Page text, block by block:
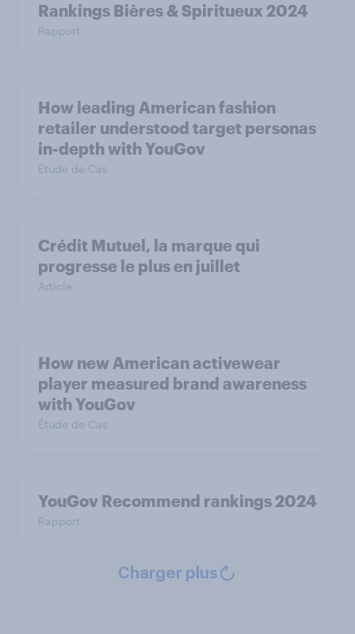
Rankings Bières & Spiritueux 2024
Rapport
How leading American fashion
retailer understood target personas
in-depth with YouGov
Étude de Cas
Crédit Mutuel, la marque qui
progresse le plus en juillet
Article
How new American activewear
player measured brand awareness
with YouGov
Étude de Cas
YouGov Recommend rankings 2024
Rapport
Charger plus